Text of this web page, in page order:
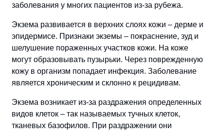
заболевания у многих пациентов из-за рубежа.
Экзема развивается в верхних слоях кожи – дерме и
эпидермисе. Признаки экземы – покраснение, зуд и
шелушение пораженных участков кожи. На коже
могут образовывать пузырьки. Через поврежденную
кожу в организм попадает инфекция. Заболевание
является хроническим и склонно к рецидивам.
Экзема возникает из-за раздражения определенных
видов клеток – так называемых тучных клеток,
тканевых базофилов. При раздражении они